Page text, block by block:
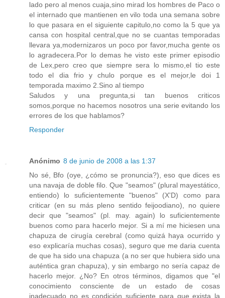
lado pero al menos cuaja,sino mirad los hombres de Paco o
el internado que mantienen en vilo toda una semana sobre
lo que pasara en el siguiente capitulo,no como la 5 que ya
cansa con hospital central,que no se cuantas temporadas
llevara ya,modernizaros un poco por favor,mucha gente os
lo agradecera.Por lo demas he visto este primer episodio
de Lex,pero creo que siempre sera lo mismo,el tio este
todo el dia frio y chulo porque es el mejor,le doi 1
temporada maximo 2.Sino al tiempo
Saludos y una pregunta,si tan buenos criticos
somos,porque no hacemos nosotros una serie evitando los
errores de los que hablamos?
Responder
Anónimo 8 de junio de 2008 a las 1:37
No sé, Bfo (oye, ¿cómo se pronuncia?), eso que dices es
una navaja de doble filo. Que "seamos" (plural mayestático,
entiendo) lo suficientemente "buenos" (X'D) como para
criticar (en su más pleno sentido feijoodiano), no quiere
decir que "seamos" (pl. may. again) lo suficientemente
buenos como para hacerlo mejor. Si a mí me hiciesen una
chapuza de cirugía cerebral (como quizá haya ocurrido y
eso explicaría muchas cosas), seguro que me daria cuenta
de que ha sido una chapuza (a no ser que hubiera sido una
auténtica gran chapuza), y sin embargo no sería capaz de
hacerlo mejor. ¿No? En otros términos, digamos que "el
conocimiento consciente de un estado de cosas
inadecuado no es condición suficiente para que exista la